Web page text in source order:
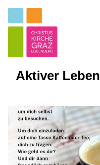
Aktiver Leben